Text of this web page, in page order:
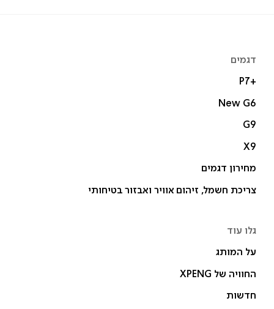
דגמים
P7+‎
New G6
G9
X9
מחירון דגמים
צריכת חשמל, זיהום אוויר ואבזור בטיחותי
גלו עוד
על המותג
החוויה של XPENG
חדשות